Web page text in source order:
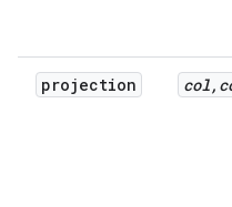
projection col,